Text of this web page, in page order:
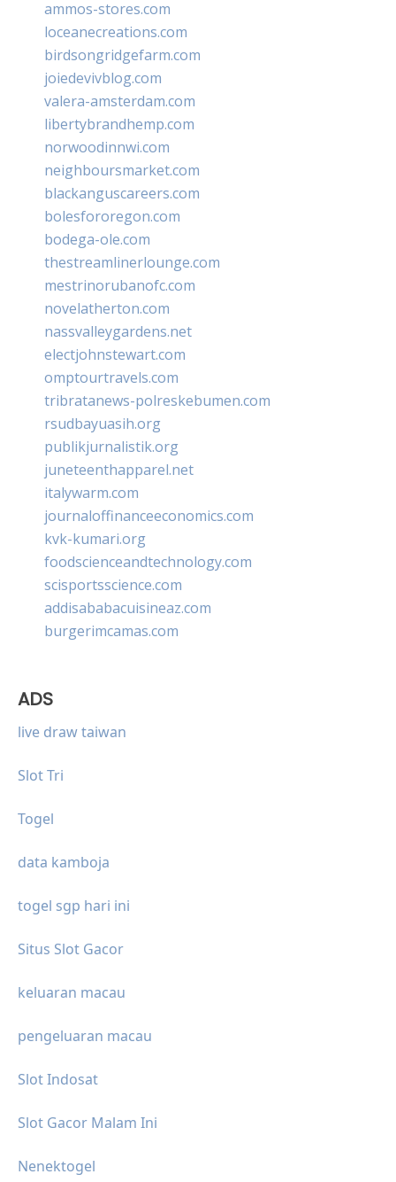
ammos-stores.com
loceanecreations.com
birdsongridgefarm.com
joiedevivblog.com
valera-amsterdam.com
libertybrandhemp.com
norwoodinnwi.com
neighboursmarket.com
blackanguscareers.com
bolesfororegon.com
bodega-ole.com
thestreamlinerlounge.com
mestrinorubanofc.com
novelatherton.com
nassvalleygardens.net
electjohnstewart.com
omptourtravels.com
tribratanews-polreskebumen.com
rsudbayuasih.org
publikjurnalistik.org
juneteenthapparel.net
italywarm.com
journaloffinanceeconomics.com
kvk-kumari.org
foodscienceandtechnology.com
scisportsscience.com
addisababacuisineaz.com
burgerimcamas.com
ADS
live draw taiwan
Slot Tri
Togel
data kamboja
togel sgp hari ini
Situs Slot Gacor
keluaran macau
pengeluaran macau
Slot Indosat
Slot Gacor Malam Ini
Nenektogel